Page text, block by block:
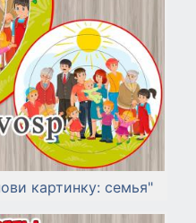
картинку: семья"